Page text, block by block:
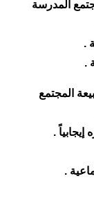
المدرسة
.
.
المجتمع
.
.